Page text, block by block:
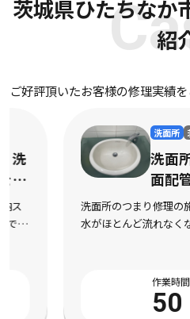
茨城県ひたちなか
紹
ご好評頂いたお客様の修理実績
洗面所 茨城県石岡市
洗面所のつま
面配管の頑固
洗面所のつまり修理の施工事例
水がほとんど流れなくなり、不快
作業